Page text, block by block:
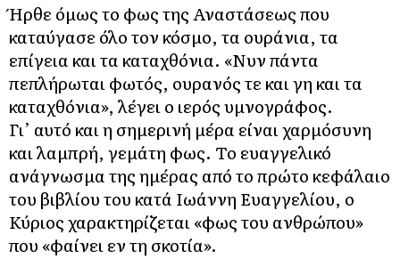
Ήρθε όμως το φως της Αναστάσεως που
καταύγασε όλο τον κόσμο, τα ουράνια, τα
επίγεια και τα καταχθόνια. «Νυν πάντα
πεπλήρωται φωτός, ουρανός τε και γη και τα
καταχθόνια», λέγει ο ιερός υμνογράφος.
Γι’ αυτό και η σημερινή μέρα είναι χαρμόσυνη
και λαμπρή, γεμάτη φως. Το ευαγγελικό
ανάγνωσμα της ημέρας από το πρώτο κεφάλαιο
του βιβλίου του κατά Ιωάννη Ευαγγελίου, ο
Κύριος χαρακτηρίζεται «φως του ανθρώπου»
που «φαίνει εν τη σκοτία».